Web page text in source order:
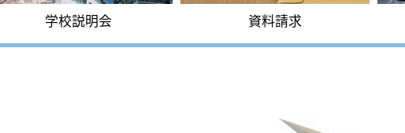
学校説明会 資料請求